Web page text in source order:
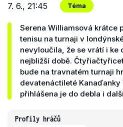
7. 6., 21:45 Téma
Serena Williamsová krátce
tenisu na turnaji v
nevyloučila, že se vrátí i ke
nejbližší době.
bude na travnatém turnaji
devatenáctileté
přihlášena je do debla i
Profily hráčů